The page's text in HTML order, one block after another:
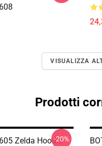
VISUALIZZA
Prodotti
Zelda Hoodie
-20%